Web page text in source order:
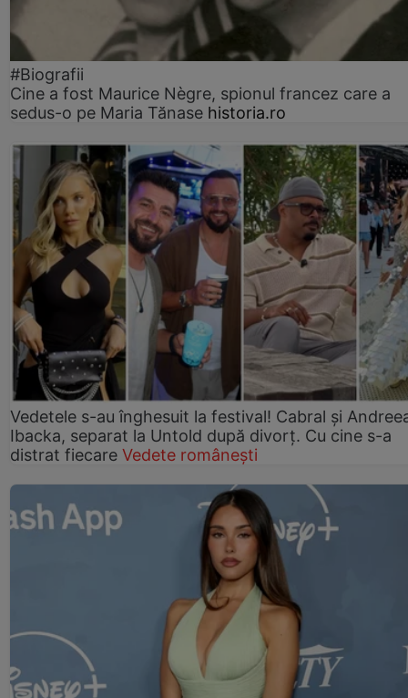
#Biografii
Cine a fost Maurice Nègre, spionul francez care a
sedus-o pe Maria Tănase historia.ro
Vedetele s-au înghesuit la festival! Cabral și
Ibacka, separat la Untold după divorț. Cu cine s-a
distrat fiecare Vedete românești